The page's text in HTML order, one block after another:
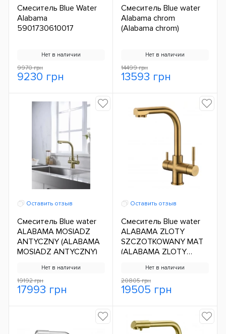
Смеситель Blue Water
Alabama
5901730610017
Нет в наличии
9970 грн
9230 грн
Смеситель Blue water
Alabama chrom
(Alabama chrom)
Нет в наличии
14499 грн
13593 грн
Оставить отзыв
Смеситель Blue water
ALABAMA MOSIADZ
ANTYCZNY (ALABAMA
MOSIADZ ANTYCZNY)
Нет в наличии
19192 грн
17993 грн
Оставить отзыв
Смеситель Blue water
ALABAMA ZLOTY
SZCZOTKOWANY MAT
(ALABAMA ZLOTY
Нет в наличии
20805 грн
19505 грн